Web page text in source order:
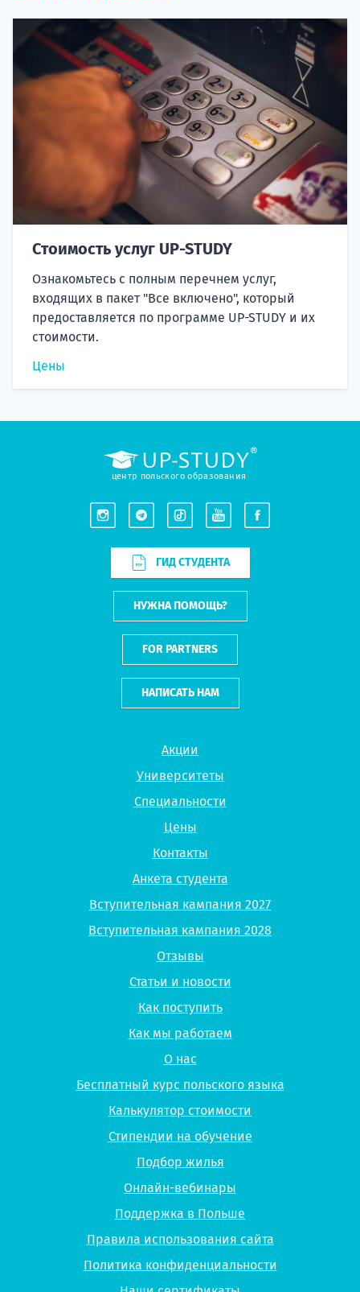
Стоимость услуг UP-STUDY
Ознакомьтесь с полным перечнем услуг,
входящих в пакет "Все включено", который
предоставляется по программе UP-STUDY и их
стоимости.
Цены
Акции
Университеты
Специальности
Цены
Контакты
Анкета студента
Вступительная кампания 2027
Вступительная кампания 2028
Отзывы
Статьи и новости
Как поступить
Как мы работаем
О нас
Бесплатный курс польского языка
Калькулятор стоимости
Стипендии на обучение
Подбор жилья
Онлайн-вебинары
Поддержка в Польше
Правила использования сайта
Политика конфиденциальности
центр польского образования
ГИД СТУДЕНТА
НУЖНА ПОМОЩЬ?
FOR PARTNERS
НАПИСАТЬ НАМ